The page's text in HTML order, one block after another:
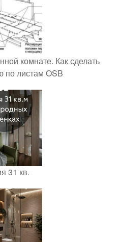
комнате. Как сделать
по листам OSB
31 кв.